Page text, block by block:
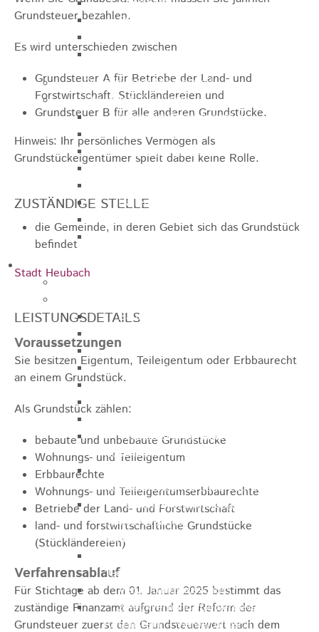
Stadthalle großer Saal
Tennishalle
Qualifizierter Mietspiegel
Steuern & Gebühren
Wasserverbrauchsgebühr
Hundesteuer
Vergnügungssteuer
Hebesätze
Hallenbenutzungsgebühren
Hallenbad & Freibad
Politik
Bauausschuss
GEO - Vertreter im Aufsichtsrat
Ortschaftsrat
Aufsichtsrat Wohnbau GmbH
Stiftungsrat "Stiftung Heubach"
Verbandsversammlung der VG
Rosenstein
Abwasserzweckverband Lauter-Rems
Verbandsversammlung des
Zweckverbands
Landeswasserversorgung
"Gewerbeverband Rosenstein"
Verwaltungsausschuss
Zweckverband "Gewerbeverband
Rosenstein" - Verwaltungsrat
Grundsteuer bezahlen.
Es wird unterschieden zwischen
Grundsteuer A für Betriebe der Land- und
Forstwirtschaft, Stückländereien und
Grundsteuer B für alle anderen Grundstücke.
Hinweis: Ihr persönliches Vermögen als
Grundstückeigentümer spielt dabei keine Rolle.
ZUSTÄNDIGE STELLE
die Gemeinde, in deren Gebiet sich das Grundstück
befindet
Stadt Heubach
LEISTUNGSDETAILS
Voraussetzungen
Sie besitzen Eigentum, Teileigentum oder Erbbaurecht
an einem Grundstück.
Als Grundstück zählen:
bebaute und unbebaute Grundstücke
Wohnungs- und Teileigentum
Erbbaurechte
Wohnungs- und Teileigentumserbbaurechte
Betriebe der Land- und Forstwirtschaft
land- und forstwirtschaftliche Grundstücke
(Stückländereien)
Verfahrensablauf
Für Stichtage ab dem 01. Januar 2025 bestimmt das
zuständige Finanzamt aufgrund der Reform der
Grundsteuer zuerst den Grundsteuerwert nach dem